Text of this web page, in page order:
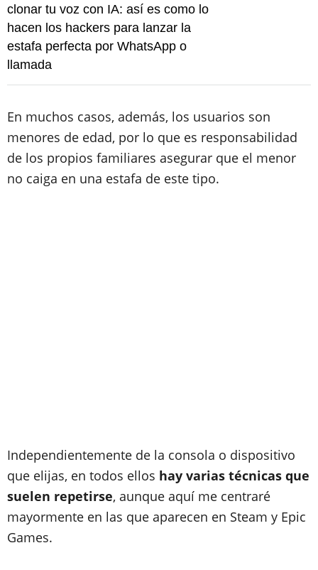
clonar tu voz con IA: así es como lo
hacen los hackers para lanzar la
estafa perfecta por WhatsApp o
llamada
En muchos casos, además, los usuarios son
menores de edad, por lo que es responsabilidad
de los propios familiares asegurar que el menor
no caiga en una estafa de este tipo.
Independientemente de la consola o dispositivo
que elijas, en todos ellos hay varias técnicas que
suelen repetirse, aunque aquí me centraré
mayormente en las que aparecen en Steam y Epic
Games.